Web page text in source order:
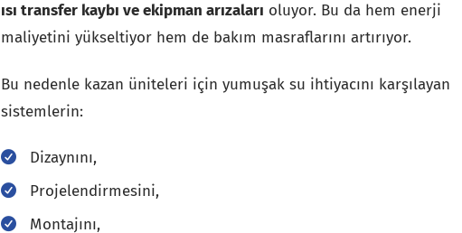
ısı transfer kaybı ve ekipman arızaları oluyor. Bu da hem enerji
maliyetini yükseltiyor hem de bakım masraflarını artırıyor.
Bu nedenle kazan üniteleri için yumuşak su ihtiyacını karşılayan
sistemlerin:
Dizaynını,
Projelendirmesini,
Montajını,